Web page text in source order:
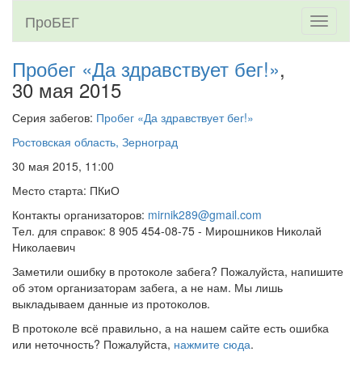
Toggle
ПроБЕГ
Пробег «Да здравствует бег!»,
30 мая 2015
Серия забегов: Пробег «Да здравствует бег!»
Ростовская область, Зерноград
30 мая 2015, 11:00
Место старта: ПКиО
Контакты организаторов: mirnik289@gmail.com
Тел. для справок: 8 905 454-08-75 - Мирошников Николай
Николаевич
Заметили ошибку в протоколе забега? Пожалуйста, напишите
об этом организаторам забега, а не нам. Мы лишь
выкладываем данные из протоколов.
В протоколе всё правильно, а на нашем сайте есть ошибка
или неточность? Пожалуйста, нажмите сюда.